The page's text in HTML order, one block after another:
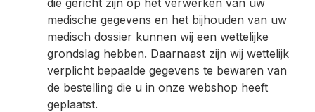
medische gegevens en het bijhouden van uw
medisch dossier kunnen wij een wettelijke
grondslag hebben. Daarnaast zijn wij wettelijk
verplicht bepaalde gegevens te bewaren van
de bestelling die u in onze webshop heeft
geplaatst.